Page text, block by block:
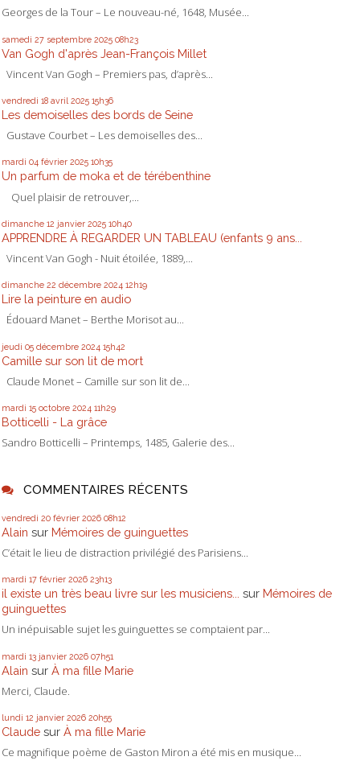
Georges de la Tour – Le nouveau-né, 1648, Musée...
samedi 27 septembre 2025 08h23
Van Gogh d'après Jean-François Millet
Vincent Van Gogh – Premiers pas, d’après...
vendredi 18 avril 2025 15h36
Les demoiselles des bords de Seine
Gustave Courbet – Les demoiselles des...
mardi 04 février 2025 10h35
Un parfum de moka et de térébenthine
Quel plaisir de retrouver,...
dimanche 12 janvier 2025 10h40
APPRENDRE À REGARDER UN TABLEAU (enfants 9 ans...
Vincent Van Gogh - Nuit étoilée, 1889,...
dimanche 22 décembre 2024 12h19
Lire la peinture en audio
Édouard Manet – Berthe Morisot au...
jeudi 05 décembre 2024 15h42
Camille sur son lit de mort
Claude Monet – Camille sur son lit de...
mardi 15 octobre 2024 11h29
Botticelli - La grâce
Sandro Botticelli – Printemps, 1485, Galerie des...
COMMENTAIRES RÉCENTS
vendredi 20 février 2026 08h12
Alain sur Mémoires de guinguettes
C’était le lieu de distraction privilégié des Parisiens...
mardi 17 février 2026 23h13
il existe un très beau livre sur les musiciens... sur Mémoires de
guinguettes
Un inépuisable sujet les guinguettes se comptaient par...
mardi 13 janvier 2026 07h51
Alain sur À ma fille Marie
Merci, Claude.
lundi 12 janvier 2026 20h55
Claude sur À ma fille Marie
Ce magnifique poème de Gaston Miron a été mis en musique...